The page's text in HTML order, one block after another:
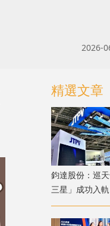
2026-
精選文章
鈞達股份：巡
三星」成功入軌